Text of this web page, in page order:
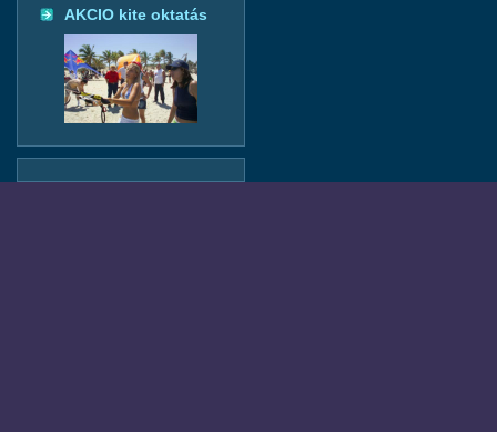
AKCIO kite oktatás